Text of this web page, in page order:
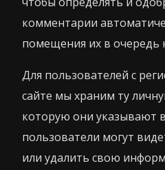
комментарии
помещения их в очередь
Для пользователей с
сайте мы храним ту
которую они указывают
пользователи могут
или удалить свою